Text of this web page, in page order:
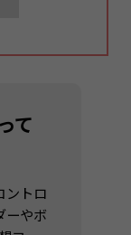
て
ントロ
ーやボ